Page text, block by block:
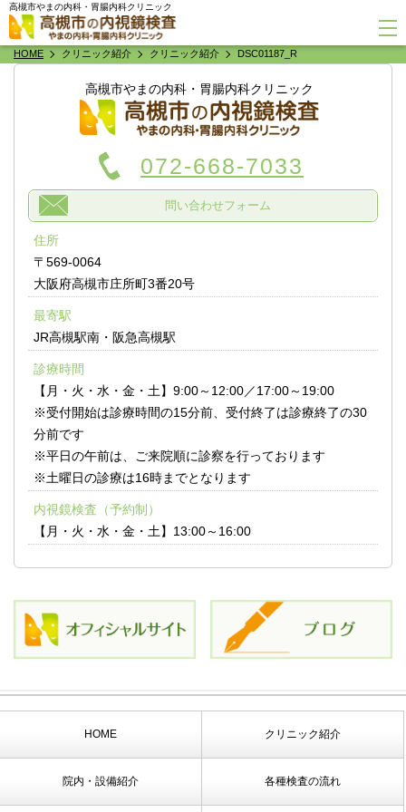
高槻市やまの内科・胃腸内科クリニック
HOME クリニック紹介 クリニック紹介 DSC01187_R
高槻市やまの内科・胃腸内科クリニック
072-668-7033
問い合わせフォーム
住所
〒569-0064
大阪府高槻市庄所町3番20号
最寄駅
JR高槻駅南・阪急高槻駅
診療時間
【月・火・水・金・土】9:00～12:00／17:00～19:00
※受付開始は診療時間の15分前、受付終了は診療終了の30
分前です
※平日の午前は、ご来院順に診察を行っております
※土曜日の診療は16時までとなります
内視鏡検査（予約制）
【月・火・水・金・土】13:00～16:00
HOME クリニック紹介
院内・設備紹介 各種検査の流れ